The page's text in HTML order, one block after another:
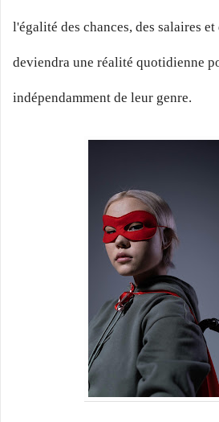
l'égalité des chances, des salaires
deviendra une réalité quotidienne
indépendamment de leur genre.